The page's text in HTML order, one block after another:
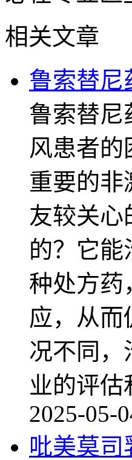
相关文章
鲁索替尼
鲁索替尼
风患者的
重要的
友较关心
的？它能
种处方药
应，从而
况不同，
业的评估
2025-05-
吡美莫司